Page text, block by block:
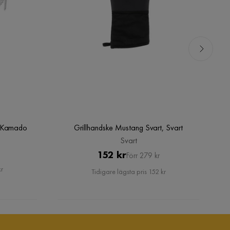
Grillhandske Mustang Svart, Svart
Svart
Pris
152 krOriginal
Pris
Förr 279 kr
Tidigare lägsta pris 152 kr